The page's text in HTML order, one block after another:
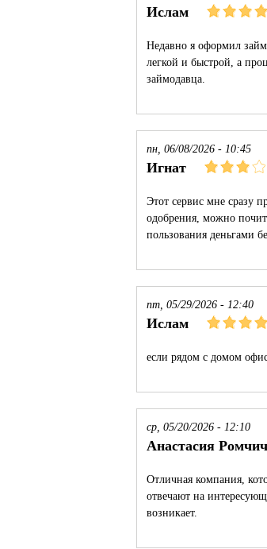
Ислам
Недавно я оформил
легкой и быстрой, а
займодавца.
пн, 06/08/2026 - 10:45
Игнат
Этот сервис мне сразу
одобрения, можно
пользования деньгами
пт, 05/29/2026 - 12:40
Ислам
если рядом с домом
ср, 05/20/2026 - 12:10
Анастасия Ромчич
Отличная компания,
отвечают на
возникает.